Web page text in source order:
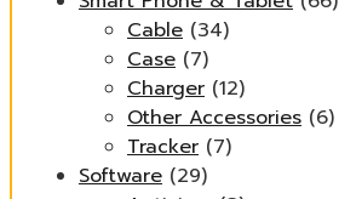
Cable (34)
Case (7)
Charger (12)
Other Accessories (6)
Tracker (7)
Software (29)